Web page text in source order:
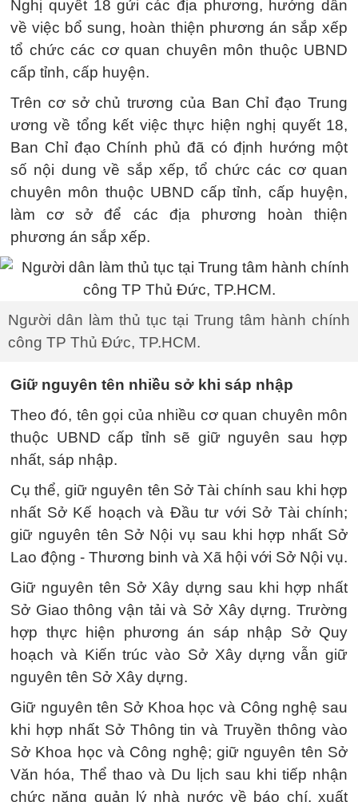
Nghị quyết 18 gửi các địa phương, hướng dẫn
về việc bổ sung, hoàn thiện phương án sắp xếp
tổ chức các cơ quan chuyên môn thuộc UBND
cấp tỉnh, cấp huyện.
Trên cơ sở chủ trương của Ban Chỉ đạo Trung
ương về tổng kết việc thực hiện nghị quyết 18,
Ban Chỉ đạo Chính phủ đã có định hướng một
số nội dung về sắp xếp, tổ chức các cơ quan
chuyên môn thuộc UBND cấp tỉnh, cấp huyện,
làm cơ sở để các địa phương hoàn thiện
phương án sắp xếp.
Người dân làm thủ tục tại Trung tâm hành chính
công TP Thủ Đức, TP.HCM.
Giữ nguyên tên nhiều sở khi sáp nhập
Theo đó, tên gọi của nhiều cơ quan chuyên môn
thuộc UBND cấp tỉnh sẽ giữ nguyên sau hợp
nhất, sáp nhập.
Cụ thể, giữ nguyên tên Sở Tài chính sau khi hợp
nhất Sở Kế hoạch và Đầu tư với Sở Tài chính;
giữ nguyên tên Sở Nội vụ sau khi hợp nhất Sở
Lao động - Thương binh và Xã hội với Sở Nội vụ.
Giữ nguyên tên Sở Xây dựng sau khi hợp nhất
Sở Giao thông vận tải và Sở Xây dựng. Trường
hợp thực hiện phương án sáp nhập Sở Quy
hoạch và Kiến trúc vào Sở Xây dựng vẫn giữ
nguyên tên Sở Xây dựng.
Giữ nguyên tên Sở Khoa học và Công nghệ sau
khi hợp nhất Sở Thông tin và Truyền thông vào
Sở Khoa học và Công nghệ; giữ nguyên tên Sở
Văn hóa, Thể thao và Du lịch sau khi tiếp nhận
chức năng quản lý nhà nước về báo chí, xuất